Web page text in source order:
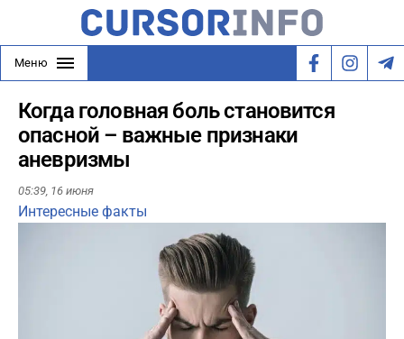
Меню
Когда головная боль становится
опасной – важные признаки
аневризмы
05:39, 16 июня
Интересные факты